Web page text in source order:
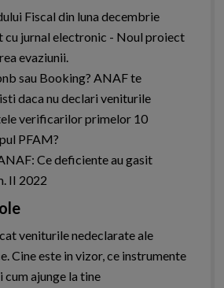
Fiscal din luna decembrie
cu jurnal electronic - Noul proiect
evaziunii.
sau Booking? ANAF te
daca nu declari veniturile
verificarilor primelor 10
PFAM?
Ce deficiente au gasit
II 2022
veniturile nedeclarate ale
Cine este in vizor, ce instrumente
ajunge la tine